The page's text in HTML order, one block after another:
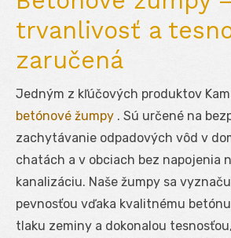
trvanlivosť a
zaručená
Jedným z kľúčových produktov
betónové žumpy . Sú určené na
zachytávanie odpadových vôd v
chatách a v obciach bez napojenia
kanalizáciu. Naše žumpy sa
pevnosťou vďaka kvalitnému
tlaku zeminy a dokonalou